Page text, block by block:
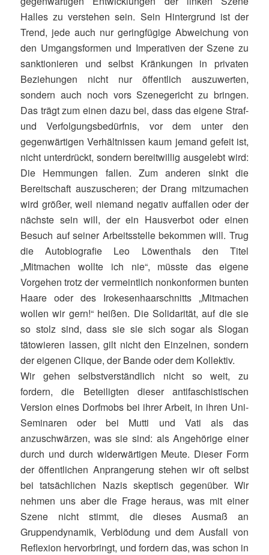
Halles zu verstehen sein. Sein Hintergrund ist der
Trend, jede auch nur geringfügige Abweichung von
den Umgangsformen und Imperativen der Szene zu
sanktionieren und selbst Kränkungen in privaten
Beziehungen nicht nur öffentlich auszuwerten,
sondern auch noch vors Szenegericht zu bringen.
Das trägt zum einen dazu bei, dass das eigene Straf-
und Verfolgungsbedürfnis, vor dem unter den
gegenwärtigen Verhältnissen kaum jemand gefeit ist,
nicht unterdrückt, sondern bereitwillig ausgelebt wird:
Die Hemmungen fallen. Zum anderen sinkt die
Bereitschaft auszuscheren; der Drang mitzumachen
wird größer, weil niemand negativ auffallen oder der
nächste sein will, der ein Hausverbot oder einen
Besuch auf seiner Arbeitsstelle bekommen will. Trug
die Autobiografie Leo Löwenthals den Titel
„Mitmachen wollte ich nie“, müsste das eigene
Vorgehen trotz der vermeintlich nonkonformen bunten
Haare oder des Irokesenhaarschnitts „Mitmachen
wollen wir gern!“ heißen. Die Solidarität, auf die sie
so stolz sind, dass sie sie sich sogar als Slogan
tätowieren lassen, gilt nicht den Einzelnen, sondern
der eigenen Clique, der Bande oder dem Kollektiv.
Wir gehen selbstverständlich nicht so weit, zu
fordern, die Beteiligten dieser antifaschistischen
Version eines Dorfmobs bei ihrer Arbeit, in ihren Uni-
Seminaren oder bei Mutti und Vati als das
anzuschwärzen, was sie sind: als Angehörige einer
durch und durch widerwärtigen Meute. Dieser Form
der öffentlichen Anprangerung stehen wir oft selbst
bei tatsächlichen Nazis skeptisch gegenüber. Wir
nehmen uns aber die Frage heraus, was mit einer
Szene nicht stimmt, die dieses Ausmaß an
Gruppendynamik, Verblödung und dem Ausfall von
Reflexion hervorbringt, und fordern das, was schon in